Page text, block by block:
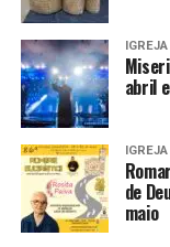
IGREJA
abril
IGREJA
de
maio